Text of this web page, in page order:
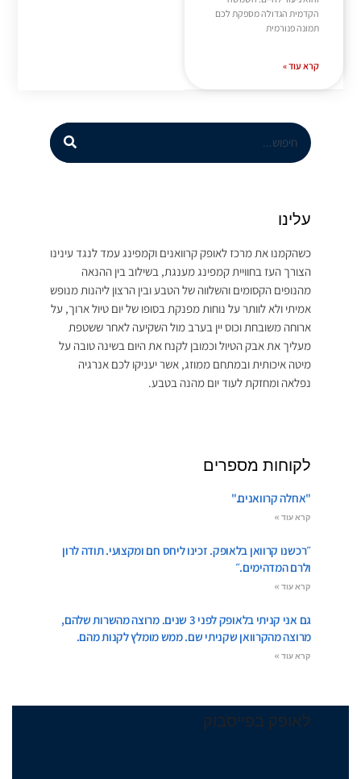
הקדמית הגדולה מספקת לכם
תמונה פנורמית
קרא עוד »
עלינו
כשהקמנו את מרכז לאופק קרוואנים וקמפינג עמד לנגד עינינו
הצורך העז בחוויית קמפינג מענגת, בשילוב בין ההנאה
מהנופים הקסומים והשלווה של הטבע ובין הרצון ליהנות מנופש
אמיתי ולא לוותר על נוחות מפנקת בסופו של יום טיול ארוך, על
ארוחה משובחת וכוס יין בערב מול השקיעה לאחר ששטפת
מעליך את אבק הטיול וכמובן לקנח את היום בשינה טובה על
מיטה איכותית ובמתחם ממוזג, אשר יעניקו לכם אנרגיה
נפלאה ומחזקת לעוד יום מהנה בטבע.
לקוחות מספרים
"אחלה קרוואנים."
קרא עוד »
״רכשנו קרוואן בלאופק. זכינו ליחס חם ומקצועי. תודה לרון
ולרם המדהימים.״
קרא עוד »
גם אני קניתי בלאופק לפני 3 שנים. מרוצה מהשרות שלהם,
מרוצה מהקרוואן שקניתי שם. ממש מומלץ לקנות מהם.
קרא עוד »
לאופק בפייסבוק